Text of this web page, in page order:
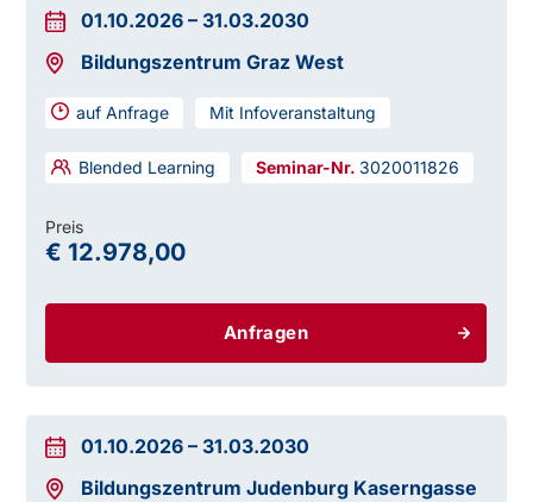
01.10.2026 – 31.03.2030
Bildungszentrum Graz West
auf Anfrage Mit Infoveranstaltung
Blended Learning 3020011826
Anfragen
Preis
€ 12.978,00
01.10.2026 – 31.03.2030
Bildungszentrum Judenburg Kaserngasse